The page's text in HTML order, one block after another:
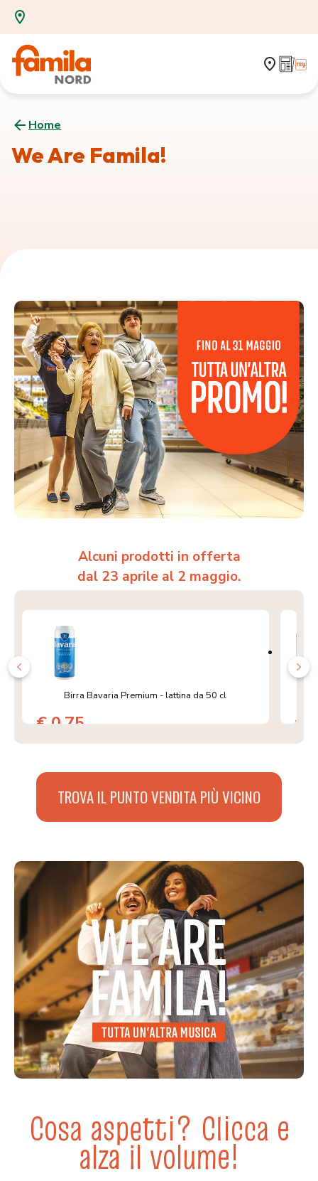
Home
We Are Famila!
Alcuni prodotti in offerta
dal 23 aprile al 2 maggio.
Birra Bavaria Premium - lattina da 50 cl
€ 0,75 €
TROVA IL PUNTO VENDITA PIÙ VICINO
Cosa aspetti? Clicca e
alza il volume!